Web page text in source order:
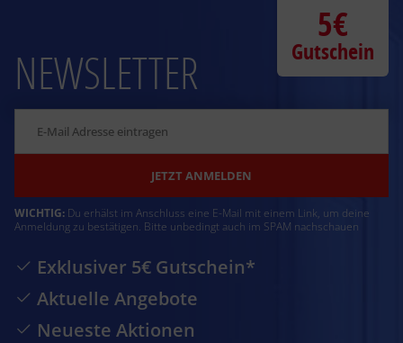
NEWSLETTER
JETZT ANMELDEN
WICHTIG: Du erhälst im Anschluss eine E-Mail mit einem Link, um deine
Anmeldung zu bestätigen. Bitte unbedingt auch im SPAM nachschauen
Exklusiver 5€ Gutschein*
Aktuelle Angebote
Neueste Aktionen
5€
Gutschein